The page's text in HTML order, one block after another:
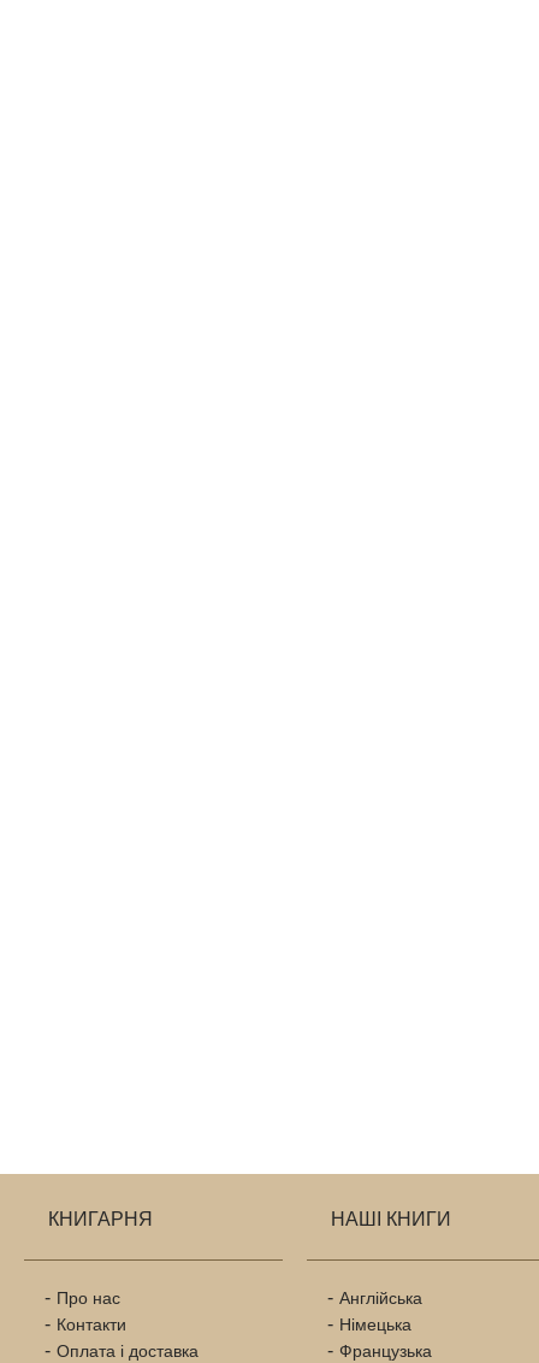
КНИГАРНЯ
Про нас
Контакти
Оплата і доставка
НАШІ КНИГИ
Англійська
Німецька
Французька